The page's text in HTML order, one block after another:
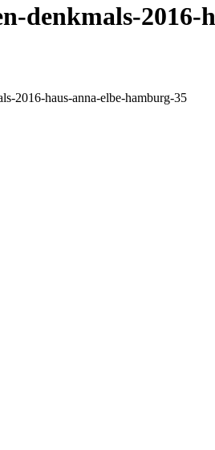
denkmals-
2016-haus-anna-elbe-hamburg-35